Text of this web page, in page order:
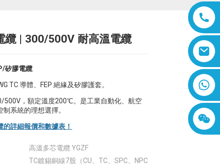
Loading...
Loading... Loading...
Loading...
纜 | 300/500V 耐高溫電纜
矽膠電纜
TC 導體、FEP 絕緣及矽膠護套。
500V，額定溫度200℃。是工業自動化、航空
系統的理想選擇。
的詳細報價和數據表！
高溫多芯電纜 YGZF
TC鍍錫銅線7股（CU、TC、SPC、NPC